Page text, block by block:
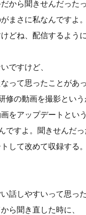
から聞きせんだった
まさに私なんですよ。
どね、配信するように
ですけど、
って思ったことがあ
の動画を撮影という
をアップデートとい
すよ。聞きせんだっ
して改めて収録する。
話しやすいって思った
ら聞き直した時に、